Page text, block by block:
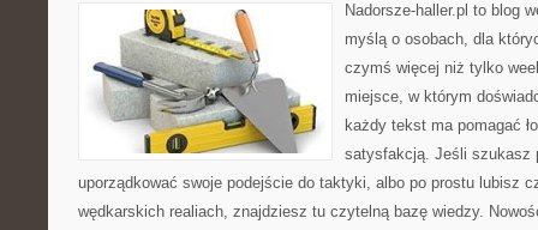
Nadorsze-haller.pl to blog
myślą o osobach, dla
czymś więcej niż tylko
miejsce, w którym
każdy tekst ma pomagać
satysfakcją. Jeśli szukasz
uporządkować swoje podejście do taktyki, albo po prostu lubisz
wędkarskich realiach, znajdziesz tu czytelną bazę wiedzy.